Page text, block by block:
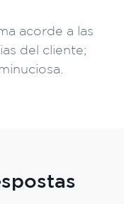
acorde a las
del cliente;